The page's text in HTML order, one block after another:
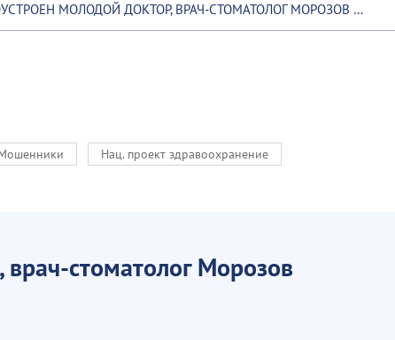
ДОКТОР, ВРАЧ-СТОМАТОЛОГ МОРОЗОВ АЛЕКСАНДР АНДРЕЕВИЧ
Нац. проект здравоохранение
стоматолог Морозов